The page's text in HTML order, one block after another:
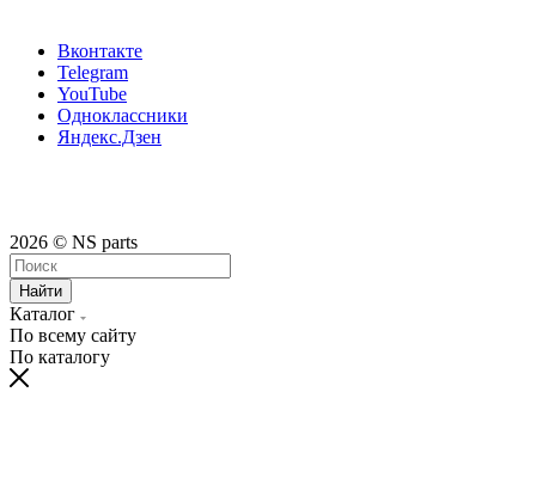
Вконтакте
Telegram
YouTube
Одноклассники
Яндекс.Дзен
2026 © NS parts
Найти
Каталог
По всему сайту
По каталогу